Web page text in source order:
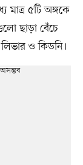
মাত্র ৫টি অঙ্গকে
ছাড়া বেঁচে
ও কিডনি।